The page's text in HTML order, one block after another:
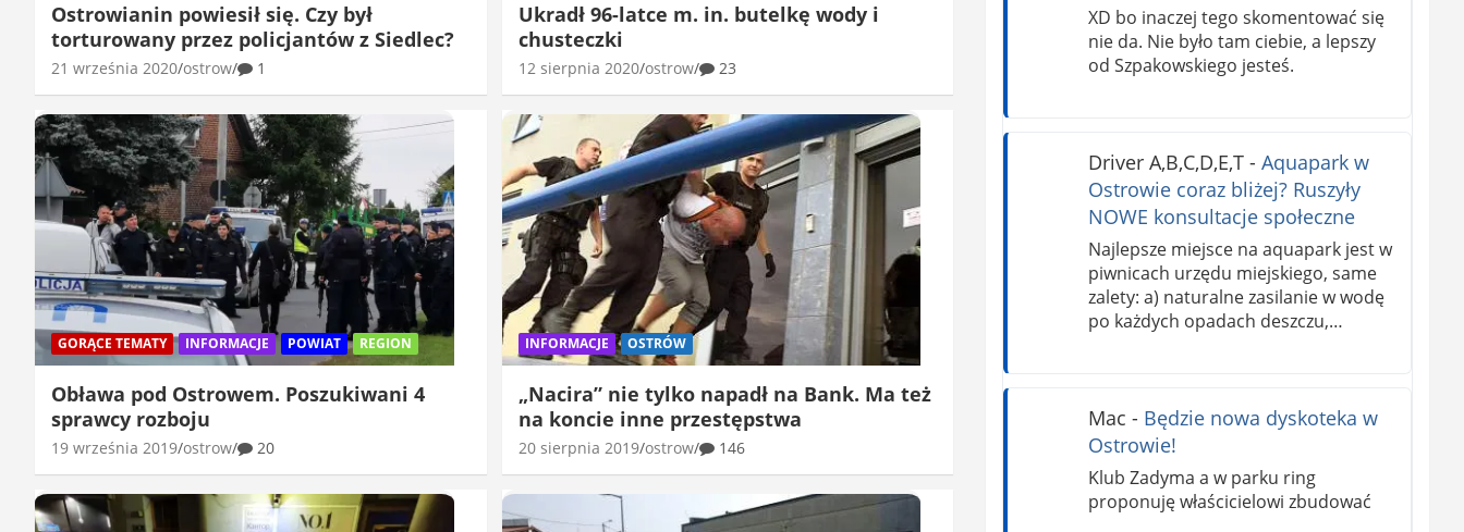
Ostrowianin powiesił się. Czy był
torturowany przez policjantów z Siedlec?
21 września 2020 ostrow 1
Ukradł 96-latce m. in. butelkę wody i
chusteczki
12 sierpnia 2020 ostrow 23
GORĄCE TEMATY INFORMACJE POWIAT REGION
Obława pod Ostrowem. Poszukiwani 4
sprawcy rozboju
19 września 2019 ostrow 20
INFORMACJE OSTRÓW
„Nacira” nie tylko napadł na Bank. Ma też
na koncie inne przestępstwa
20 sierpnia 2019 ostrow 146
XD bo inaczej tego skomentować się
nie da. Nie było tam ciebie, a lepszy
od Szpakowskiego jesteś.
Driver A,B,C,D,E,T- Aquapark w
Ostrowie coraz bliżej? Ruszyły
NOWE konsultacje społeczne
Najlepsze miejsce na aquapark jest w
piwnicach urzędu miejskiego, same
zalety: a) naturalne zasilanie w wodę
po każdych opadach deszczu,…
Mac - Będzie nowa dyskoteka w
Ostrowie!
Klub Zadyma a w parku ring
proponuję właścicielowi zbudować